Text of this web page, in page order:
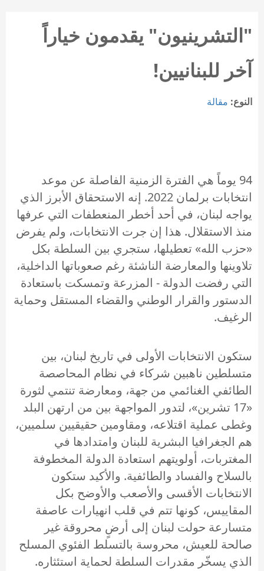
"التشرينيون" يقدمون خياراً
آخر للبنانيين!
النوع: مقالة
94 يوماً هي الفترة الزمنية الفاصلة عن موعد
انتخابات برلمان 2022. إنه الاستحقاق الأبرز الذي
يواجه لبنان، في أحد أخطر المنعطفات التي عرفها
منذ الاستقلال. هذا إن جرت الانتخابات، ولم يفرض
«حزب الله» تعطيلها، ستجري بين السلطة بكل
تلاوينها والمعارضة الناشئة رغم صعوباتها الداخلية،
التي رفضت الدولة - المزرعة وتمسكت باستعادة
الدستور والقرار الوطني والقضاء المستقل وحماية
الرغيف.
ستكون الانتخابات الأولى في تاريخ لبنان، بين
متسلطين ناهبين شركاء في نظام المحاصصة
الطائفي الغنائمي من جهة، ومعارضة تنتمي لثورة
«17 تشرين»، لتدور المواجهة بين من ارتهن البلد
وغطى عملية اقتلاعه، ومقاومين حقيقيين سلميين،
هم الجغرافيا البشرية للبنان وامتدادها في
المغتربات، أولويتهم استعادة الدولة المخطوفة
بالسلاح والفساد والطائفية. والأكيد ستكون
الانتخابات الأقسى والأصعب والأوضح بكل
المقاييس، كونها تتم في قلب انهيارات عاصفة
متسارعة حولت لبنان إلى أرضٍ محروقة غير
صالحة للعيش، محروسة بالتسلط الفئوي المسلح
الذي يسخّر مقدرات السلطة لحماية استئثاره.